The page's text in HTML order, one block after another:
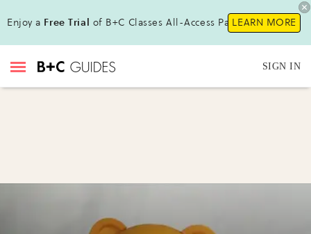
Enjoy a Free Trial of B+C Classes All-Access Pass!LEARN MORE
SIGN IN